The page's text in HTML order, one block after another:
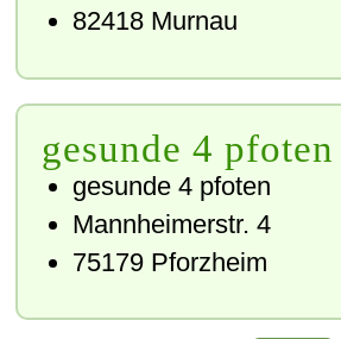
82418 Murnau
gesunde 4 pfoten
gesunde 4 pfoten
Mannheimerstr. 4
75179 Pforzheim